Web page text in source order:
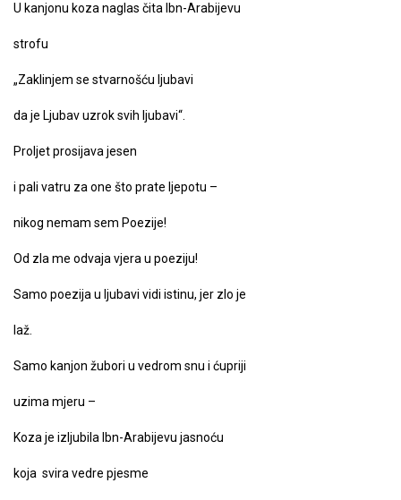
U kanjonu koza naglas čita Ibn-Arabijevu
strofu
„Zaklinjem se stvarnošću ljubavi
da je Ljubav uzrok svih ljubavi“.
Proljet prosijava jesen
i pali vatru za one što prate ljepotu –
nikog nemam sem Poezije!
Od zla me odvaja vjera u poeziju!
Samo poezija u ljubavi vidi istinu, jer zlo je
laž.
Samo kanjon žubori u vedrom snu i ćupriji
uzima mjeru –
Koza je izljubila Ibn-Arabijevu jasnoću
koja svira vedre pjesme